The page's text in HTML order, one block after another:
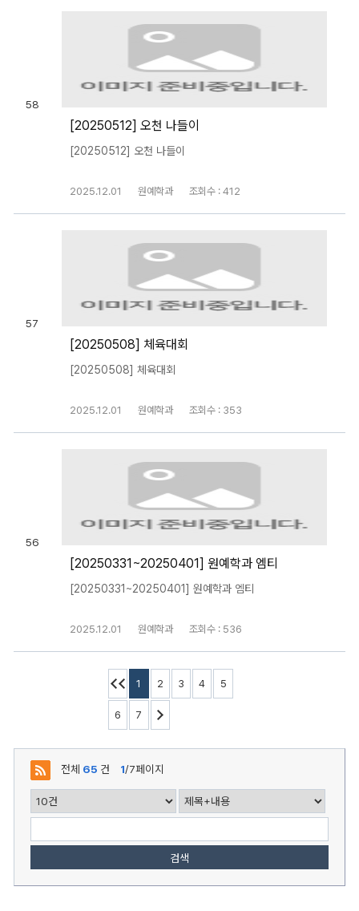
58
[20250512] 오천 나들이
[20250512] 오천 나들이
2025.12.01 원예학과 조회수 : 412
57
[20250508] 체육대회
[20250508] 체육대회
2025.12.01 원예학과 조회수 : 353
56
[20250331~20250401] 원예학과 엠티
[20250331~20250401] 원예학과 엠티
2025.12.01 원예학과 조회수 : 536
1 2 3 4 5
6 7
전체 65 건 1/7페이지
검색